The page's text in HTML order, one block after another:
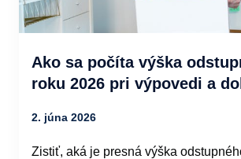
Ako sa počíta výška
roku 2026 pri výpovedi a
2. júna 2026
Zistiť, aká je presná výška